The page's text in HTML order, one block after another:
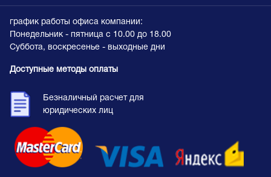
график работы офиса компании:
Понедельник - пятница с 10.00 до 18.00
Суббота, воскресенье - выходные дни
Доступные методы оплаты
Безналичный расчет для
юридических лиц